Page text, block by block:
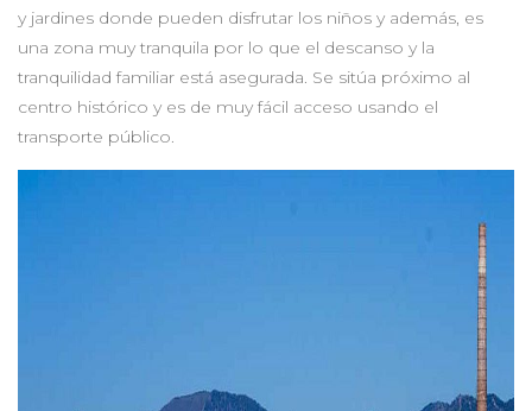
y jardines donde pueden disfrutar los niños y además, es
una zona muy tranquila por lo que el descanso y la
tranquilidad familiar está asegurada. Se sitúa próximo al
centro histórico y es de muy fácil acceso usando el
transporte público.